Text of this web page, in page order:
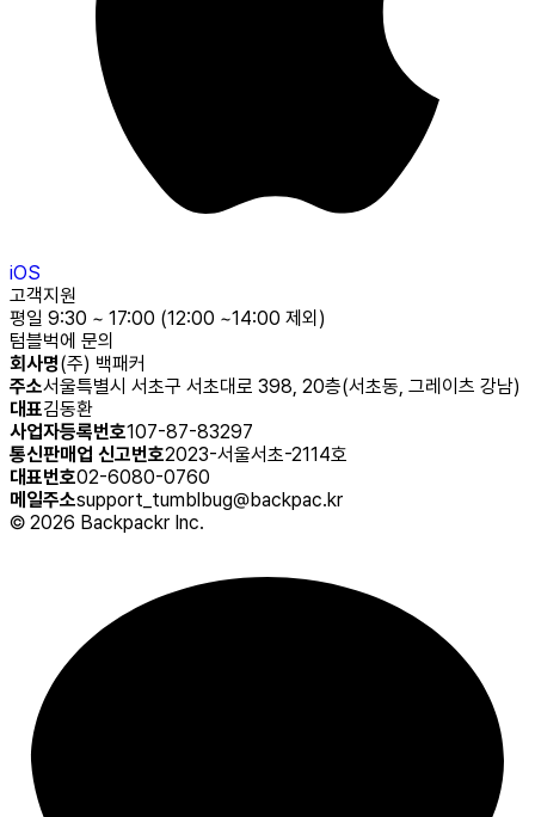
iOS
고객지원
평일 9:30 ~ 17:00 (12:00 ~14:00 제외)
텀블벅에 문의
회사명(주) 백패커
주소서울특별시 서초구 서초대로 398, 20층(서초동, 그레이츠 강남)
대표김동환
사업자등록번호107-87-83297
통신판매업 신고번호2023-서울서초-2114호
대표번호02-6080-0760
메일주소support_tumblbug@backpac.kr
© 2026 Backpackr Inc.